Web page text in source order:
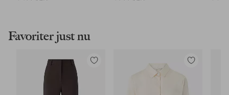
Favoriter just nu
Lägg
Lägg
i